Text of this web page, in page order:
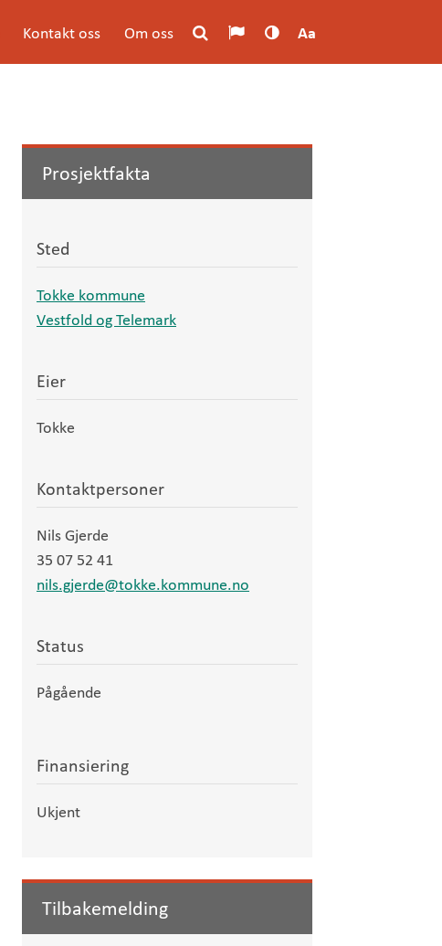
Kontakt oss Om oss Aa
Prosjektfakta
Sted
Tokke kommune
Vestfold og Telemark
Eier
Tokke
Kontaktpersoner
Nils Gjerde
35 07 52 41
nils.gjerde@tokke.kommune.no
Status
Pågående
Finansiering
Ukjent
Tilbakemelding